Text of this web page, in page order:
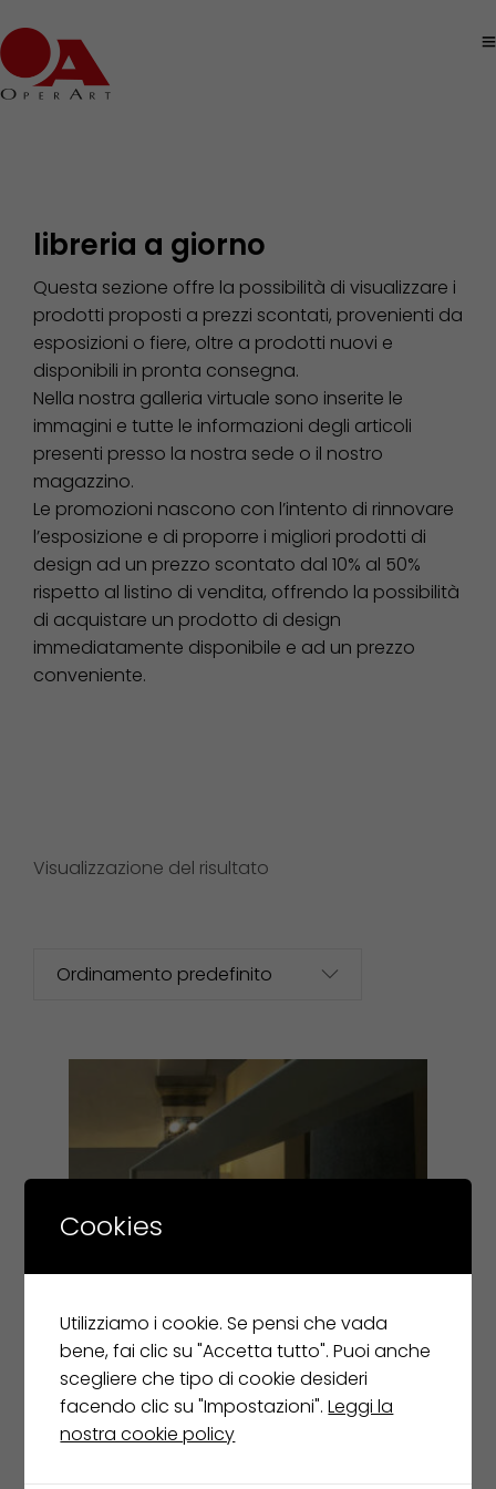
libreria a giorno
Questa sezione offre la possibilità di visualizzare i
prodotti proposti a prezzi scontati, provenienti da
esposizioni o fiere, oltre a prodotti nuovi e
disponibili in pronta consegna.
Nella nostra galleria virtuale sono inserite le
immagini e tutte le informazioni degli articoli
presenti presso la nostra sede o il nostro
magazzino.
Le promozioni nascono con l’intento di rinnovare
l’esposizione e di proporre i migliori prodotti di
design ad un prezzo scontato dal 10% al 50%
rispetto al listino di vendita, offrendo la possibilità
di acquistare un prodotto di design
immediatamente disponibile e ad un prezzo
conveniente.
Visualizzazione del risultato
Cookies
Utilizziamo i cookie. Se pensi che vada
bene, fai clic su "Accetta tutto". Puoi anche
scegliere che tipo di cookie desideri
facendo clic su "Impostazioni".Leggi la
nostra cookie policy